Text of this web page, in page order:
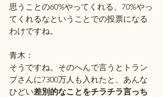
思うことの60%やってくれる、70%やっ
てくれるなということでの投票になる
わけですね。
青木：
そうですね。そのへんで言うとトラン
プさんに7300万人も入れたと、あんな
ひどい差別的なことをチラチラ言っち